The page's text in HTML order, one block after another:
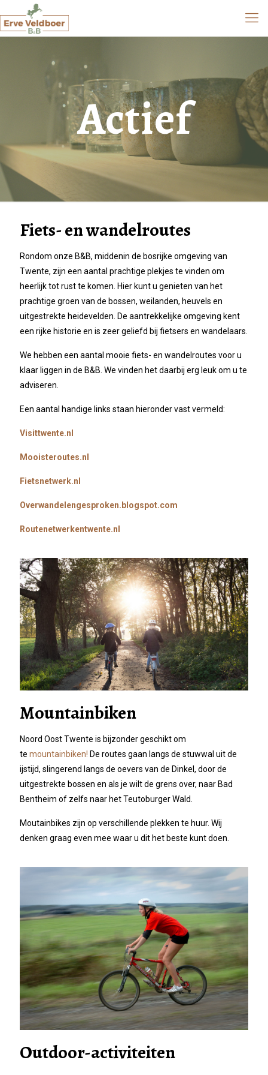
Actief
Fiets- en wandelroutes
Rondom onze B&B, middenin de bosrijke omgeving van
Twente, zijn een aantal prachtige plekjes te vinden om
heerlijk tot rust te komen. Hier kunt u genieten van het
prachtige groen van de bossen, weilanden, heuvels en
uitgestrekte heidevelden. De aantrekkelijke omgeving kent
een rijke historie en is zeer geliefd bij fietsers en wandelaars.
We hebben een aantal mooie fiets- en wandelroutes voor u
klaar liggen in de B&B. We vinden het daarbij erg leuk om u te
adviseren.
Een aantal handige links staan hieronder vast vermeld:
Visittwente.nl
Mooisteroutes.nl
Fietsnetwerk.nl
Overwandelengesproken.blogspot.com
Routenetwerkentwente.nl
Mountainbiken
Noord Oost Twente is bijzonder geschikt om
te mountainbiken! De routes gaan langs de stuwwal uit de
ijstijd, slingerend langs de oevers van de Dinkel, door de
uitgestrekte bossen en als je wilt de grens over, naar Bad
Bentheim of zelfs naar het Teutoburger Wald.
Moutainbikes zijn op verschillende plekken te huur. Wij
denken graag even mee waar u dit het beste kunt doen.
Outdoor-activiteiten